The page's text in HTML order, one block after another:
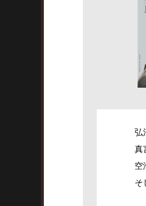
弘
真
空
そ